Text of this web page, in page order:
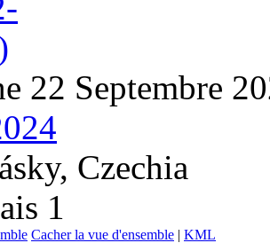
22 Septembre
Czechia
1
Cacher la vue d'ensemble | KML